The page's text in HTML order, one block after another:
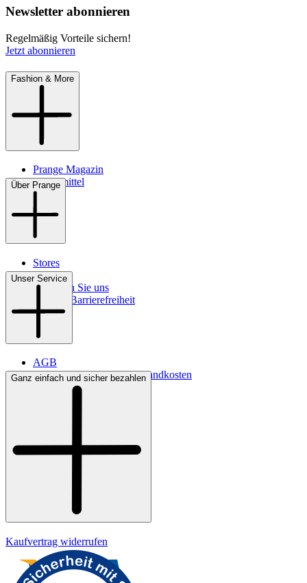
Newsletter abonnieren
Regelmäßig Vorteile sichern!
Jetzt abonnieren
Fashion & More
Prange Magazin
Pflegemittel
Über Prange
Stores
Kontakt
So finden Sie uns
Digitale Barrierefreiheit
Unser Service
AGB
Lieferbedingungen & Versandkosten
Bezahlung
Ganz einfach und sicher bezahlen
Kaufvertrag widerrufen